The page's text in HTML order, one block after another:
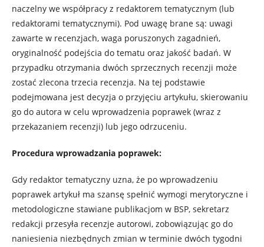
naczelny we współpracy z redaktorem tematycznym (lub
redaktorami tematycznymi). Pod uwagę brane są: uwagi
zawarte w recenzjach, waga poruszonych zagadnień,
oryginalność podejścia do tematu oraz jakość badań. W
przypadku otrzymania dwóch sprzecznych recenzji może
zostać zlecona trzecia recenzja. Na tej podstawie
podejmowana jest decyzja o przyjęciu artykułu, skierowaniu
go do autora w celu wprowadzenia poprawek (wraz z
przekazaniem recenzji) lub jego odrzuceniu.
Procedura wprowadzania poprawek:
Gdy redaktor tematyczny uzna, że ​​po wprowadzeniu
poprawek artykuł ma szansę spełnić wymogi merytoryczne i
metodologiczne stawiane publikacjom w BSP, sekretarz
redakcji przesyła recenzje autorowi, zobowiązując go do
naniesienia niezbędnych zmian w terminie dwóch tygodni